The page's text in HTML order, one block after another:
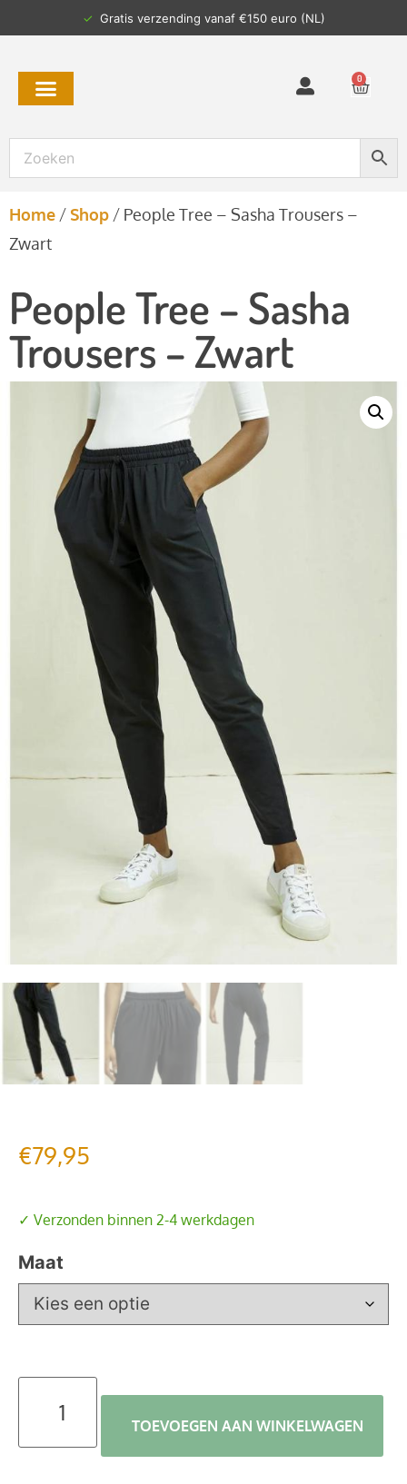
✓ Gratis verzending vanaf €150 euro (NL)
0
Home / Shop / People Tree – Sasha Trousers –
Zwart
People Tree – Sasha
Trousers – Zwart
€79,95
✓ Verzonden binnen 2-4 werkdagen
Maat
TOEVOEGEN AAN WINKELWAGEN